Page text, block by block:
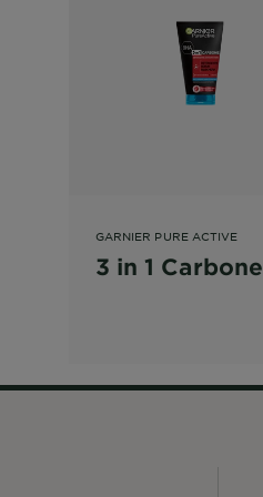
GARNIER PURE ACTIVE
3 in 1 Carbone